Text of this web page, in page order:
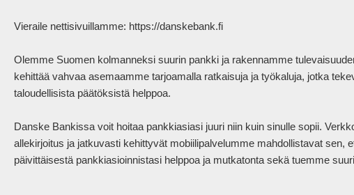
Vieraile nettisivuillamme: https://danskebank.fi
Olemme Suomen kolmanneksi suurin pankki ja rakennamme
kehittää vahvaa asemaamme tarjoamalla ratkaisuja ja työkaluja, jotka
taloudellisista päätöksistä helppoa.
Danske Bankissa voit hoitaa pankkiasiasi juuri niin kuin sinulle sopii.
allekirjoitus ja jatkuvasti kehittyvät mobiilipalvelumme mahdollistavat sen,